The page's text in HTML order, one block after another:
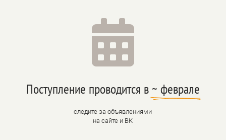

Поступление проводится в ~ феврале
следите за объявлениями
на сайте и ВК